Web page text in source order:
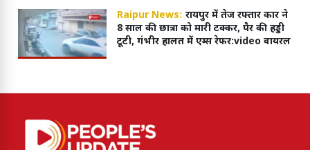
Raipur News: रायपुर में तेज रफ्तार कार ने
8 साल की छात्रा को मारी टक्कर, पैर की हड्डी
टूटी, गंभीर हालत में एम्स रेफर:video वायरल